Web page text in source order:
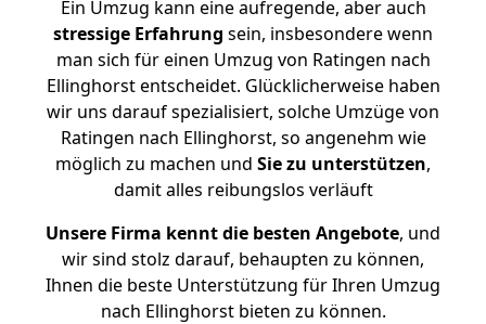
Ein Umzug kann eine aufregende, aber auch
stressige Erfahrung sein, insbesondere wenn
man sich für einen Umzug von Ratingen nach
Ellinghorst entscheidet. Glücklicherweise haben
wir uns darauf spezialisiert, solche Umzüge von
Ratingen nach Ellinghorst, so angenehm wie
möglich zu machen und Sie zu unterstützen,
damit alles reibungslos verläuft
Unsere Firma kennt die besten Angebote, und
wir sind stolz darauf, behaupten zu können,
Ihnen die beste Unterstützung für Ihren Umzug
nach Ellinghorst bieten zu können.